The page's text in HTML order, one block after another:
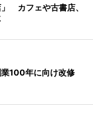
カフェや古書店、
業100年に向け改修